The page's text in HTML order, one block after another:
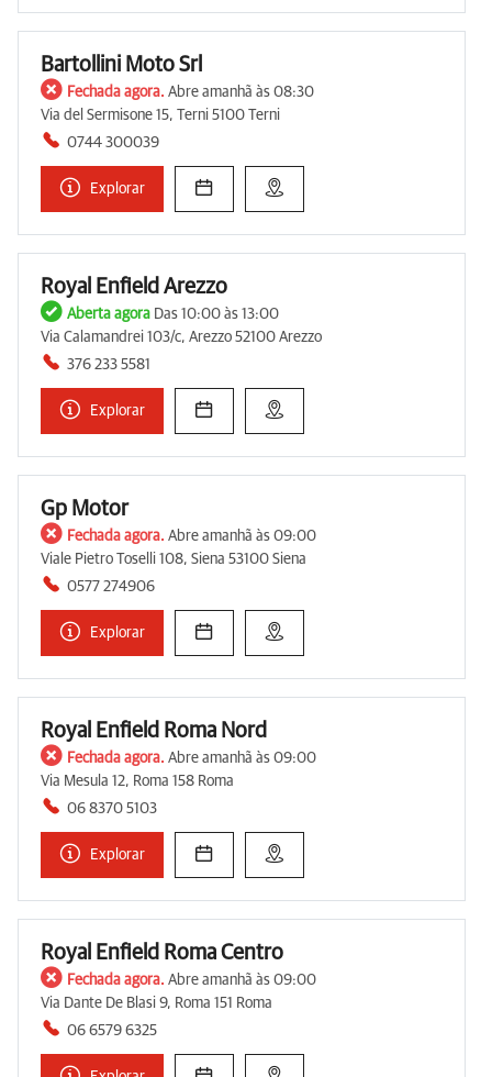
Bartollini Moto Srl
Fechada agora. Abre amanhã às 08:30
Via del Sermisone 15, Terni 5100 Terni
0744 300039
Explorar
Royal Enfield Arezzo
Aberta agora Das 10:00 às 13:00
Via Calamandrei 103/c, Arezzo 52100 Arezzo
376 233 5581
Explorar
Gp Motor
Fechada agora. Abre amanhã às 09:00
Viale Pietro Toselli 108, Siena 53100 Siena
0577 274906
Explorar
Royal Enfield Roma Nord
Fechada agora. Abre amanhã às 09:00
Via Mesula 12, Roma 158 Roma
06 8370 5103
Explorar
Royal Enfield Roma Centro
Fechada agora. Abre amanhã às 09:00
Via Dante De Blasi 9, Roma 151 Roma
06 6579 6325